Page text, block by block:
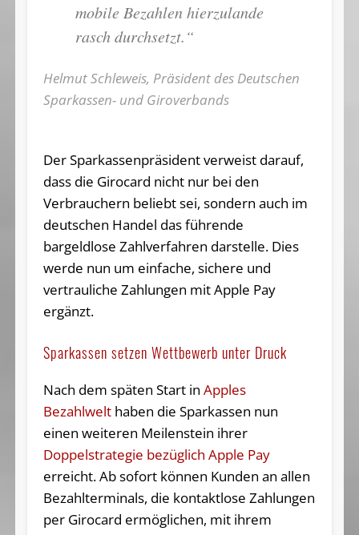
mobile Bezahlen hierzulande
rasch durchsetzt.“
Helmut Schleweis, Präsident des Deutschen
Sparkassen- und Giroverbands
Der Sparkassenpräsident verweist darauf,
dass die Girocard nicht nur bei den
Verbrauchern beliebt sei, sondern auch im
deutschen Handel das führende
bargeldlose Zahlverfahren darstelle. Dies
werde nun um einfache, sichere und
vertrauliche Zahlungen mit Apple Pay
ergänzt.
Sparkassen setzen Wettbewerb unter Druck
Nach dem späten Start in Apples
Bezahlwelthaben die Sparkassen nun
einen weiteren Meilenstein ihrer
Doppelstrategie bezüglich Apple Pay
erreicht. Ab sofort können Kunden an allen
Bezahlterminals, die kontaktlose Zahlungen
per Girocard ermöglichen, mit ihrem